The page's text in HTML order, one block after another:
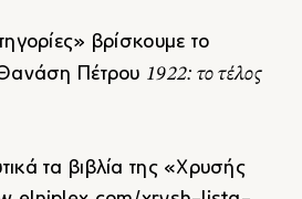
βρίσκουμε το
Πέτρου 1922: το τέλος
τα βιβλία της «Χρυσής